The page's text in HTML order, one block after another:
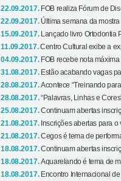
22.09.2017. FOB realiza Fórum de
22.09.2017. Última semana da mostra
15.09.2017.
Lançado livro Ortodontia
11.09.2017.Centro Cultural exibe a
04.09.2017. FOB recebe nota
31.08.2017. Estão acabando vagas
28.08.2017.Acontece “Treinando
28.08.2017.“Palavras, Linhas e
25.08.2017.Continuam abertas
21.08.2017. Inscrições abertas para
21.08.2017.Cegos é tema de
18.08.2017.Continuam abertas
18.08.2017.Aquarelando é tema de
18.08.2017. Encontro Internacional